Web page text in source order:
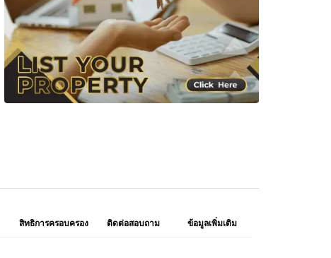
สิทธิการครอบครอง ติดต่อสอบถาม ข้อมูลเพิ่มเติม